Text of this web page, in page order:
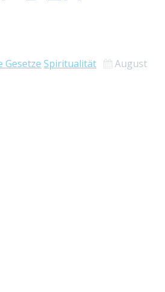
Gesetze Spiritualität
August